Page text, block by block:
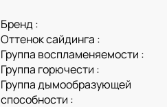
Бренд :
Оттенок сайдинга :
Группа воспламеняемости :
Группа горючести :
Группа дымообразующей
способности :